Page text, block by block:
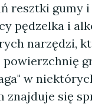
resztki gumy
pędzelka i
narzędzi,
w
znajduje się